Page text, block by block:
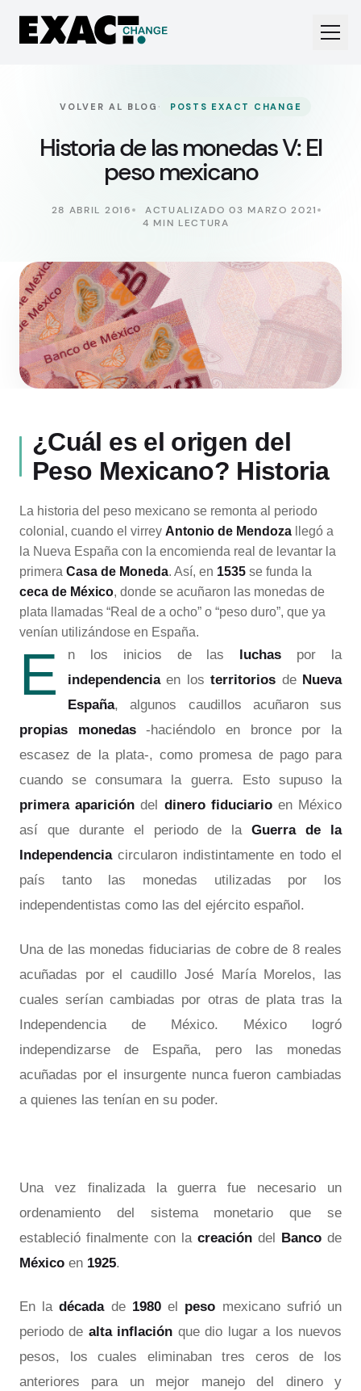
VOLVER AL BLOG · POSTS EXACT CHANGE
Historia de las monedas V: El
peso mexicano
28 ABRIL 2016
ACTUALIZADO 03 MARZO 2021
4 MIN LECTURA
¿Cuál es el origen del
Peso Mexicano? Historia
La historia del peso mexicano se remonta al periodo
colonial, cuando el virrey Antonio de Mendoza llegó a
la Nueva España con la encomienda real de levantar la
primera Casa de Moneda. Así, en 1535 se funda la
ceca de México, donde se acuñaron las monedas de
plata llamadas “Real de a ocho” o “peso duro”, que ya
venían utilizándose en España.
E n los inicios de las luchas por la
independenciaen losterritorios de Nueva
España, algunos caudillos acuñaron sus
propias monedas-haciéndolo en bronce por la
escasez de la plata-, como promesa de pago para
cuando se consumara la guerra. Esto supuso la
primera aparición del dinero fiduciarioen México
así que durante el periodo de laGuerra de la
Independenciacircularon indistintamente en todo el
país tanto las monedas utilizadas por los
independentistas como las del ejército español.
Una de las monedas fiduciarias de cobre de 8 reales
acuñadas por el caudillo José María Morelos, las
cuales serían cambiadas por otras de plata tras la
Independencia de México. México logró
independizarse de España, pero las monedas
acuñadas por el insurgente nunca fueron cambiadas
a quienes las tenían en su poder.
Una vez finalizada la guerra fue necesario un
ordenamiento del sistema monetario que se
estableció finalmente con la creación del Banco de
México en 1925.
En ladécadade 1980el peso mexicano sufrió un
periodo de alta inflación que dio lugar a los nuevos
pesos, los cuales eliminaban tres ceros de los
anteriores para un mejor manejo del dinero y